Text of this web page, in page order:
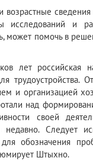
и
может помочь в
лет российская
трудоустройства.
и организацией
над
своей
Следует
обозначения
Штыхно.